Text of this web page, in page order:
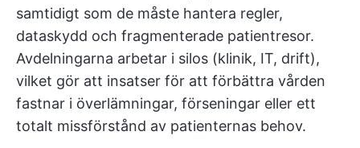
samtidigt som de måste hantera regler,
dataskydd och fragmenterade patientresor.
Avdelningarna arbetar i silos (klinik, IT, drift),
vilket gör att insatser för att förbättra vården
fastnar i överlämningar, förseningar eller ett
totalt missförstånd av patienternas behov.